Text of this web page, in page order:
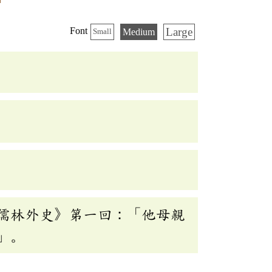
Font Small Medium Large
林外史》第一回：「他母親